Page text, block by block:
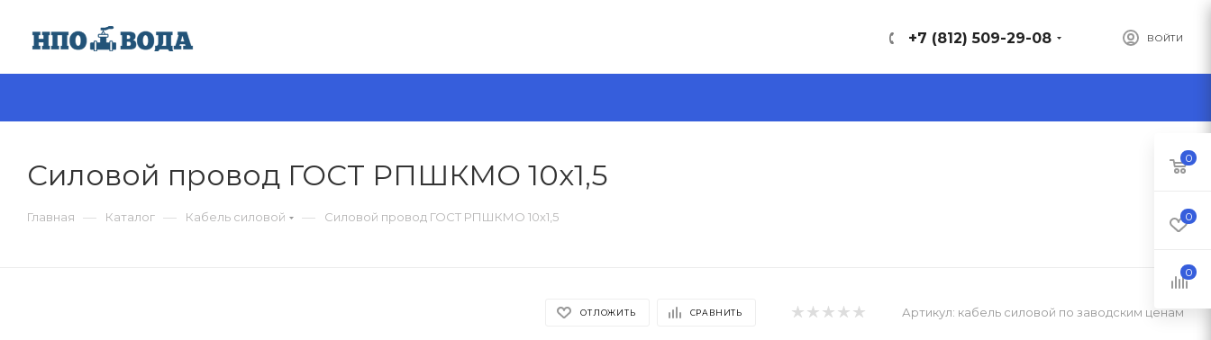
ВОЙТИ
+7 (812) 509-29-08
Силовой провод ГОСТ РПШКМО 10х1,5
Главная — Каталог — Кабель силовой — Силовой провод ГОСТ РПШКМО 10х1,5
ОТЛОЖИТЬ СРАВНИТЬ Артикул: кабель силовой по заводским ценам
0
0
0